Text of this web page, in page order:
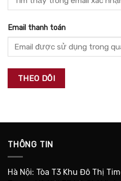
Email thanh toán
THEO DÕI
THÔNG TIN
Hà Nội: Tòa T3 Khu Đô Thị